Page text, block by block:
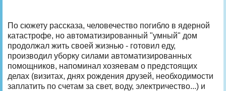
По сюжету рассказа, человечество погибло в ядерной
катастрофе, но автоматизированный "умный" дом
продолжал жить своей жизнью - готовил еду,
производил уборку силами автоматизированных
помощников, напоминал хозяевам о предстоящих
делах (визитах, днях рождения друзей, необходимости
заплатить по счетам за свет, воду, электричество...) и